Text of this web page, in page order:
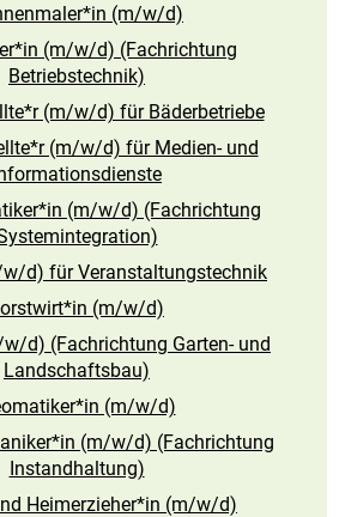
(m/w/d)
(m/w/d) (Fachrichtung
Betriebstechnik)
(m/w/d) für Bäderbetriebe
(m/w/d) für Medien- und
(m/w/d) (Fachrichtung
d) für Veranstaltungstechnik
(m/w/d)
d) (Fachrichtung Garten- und
Landschaftsbau)
(m/w/d)
(m/w/d) (Fachrichtung
Instandhaltung)
Heimerzieher*in (m/w/d)